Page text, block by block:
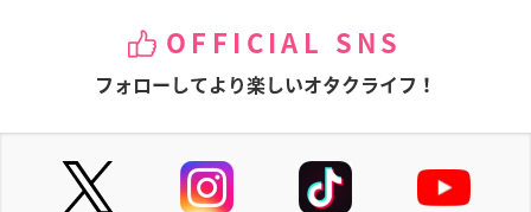
OFFICIAL SNS
フォローしてより楽しいオタクライフ！